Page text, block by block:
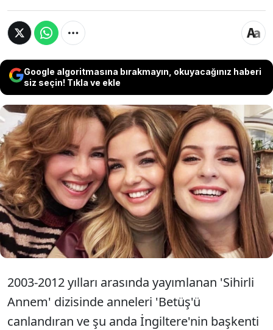
Google algoritmasına bırakmayın, okuyacağınız haberi
siz seçin! Tıkla ve ekle
Bir dönme damga vuran dizi 'Sihirli
Annem'in 'Betüş', 'Ceren' ve 'Çilek'i yıllar
sonra Londra'da bir araya geldi. Ünlü
isimlerin paylaşımına beğeni yağdı.
2003-2012 yılları arasında yayımlanan 'Sihirli
Annem' dizisinde anneleri 'Betüş'ü
canlandıran ve şu anda İngiltere'nin başkenti